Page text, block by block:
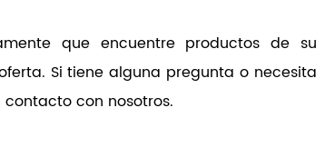
que encuentre productos de su
Si tiene alguna pregunta o necesita
con nosotros.